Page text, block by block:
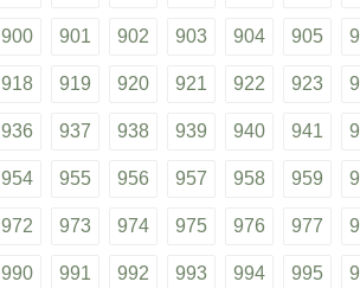
900 901 902 903 904 905
918 919 920 921 922 923
936 937 938 939 940 941
954 955 956 957 958 959
972 973 974 975 976 977
990 991 992 993 994 995